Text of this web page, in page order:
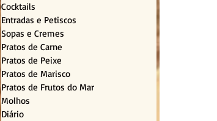
Cocktails
Entradas e Petiscos
Sopas e Cremes
Pratos de Carne
Pratos de Peixe
Pratos de Marisco
Pratos de Frutos do Mar
Molhos
Diário